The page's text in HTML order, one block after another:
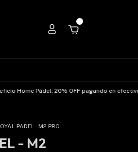
Home Pádel: 20% OFF pagando en efectivo
PADEL - M2 PRO
- M2